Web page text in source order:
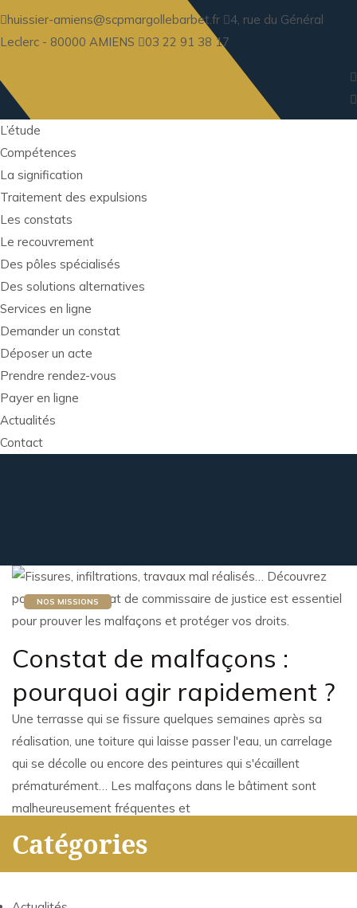
huissier-amiens@scpmargollebarbet.fr
4, rue du Général
Leclerc - 80000 AMIENS
03 22 91 38 17
L’étude
Compétences
La signification
Traitement des expulsions
Les constats
Le recouvrement
Des pôles spécialisés
Des solutions alternatives
Services en ligne
Demander un constat
Déposer un acte
Prendre rendez-vous
Payer en ligne
Actualités
Contact
NOS MISSIONS
Constat de malfaçons :
pourquoi agir rapidement ?
Une terrasse qui se fissure quelques semaines après sa
réalisation, une toiture qui laisse passer l'eau, un carrelage
qui se décolle ou encore des peintures qui s'écaillent
prématurément… Les malfaçons dans le bâtiment sont
malheureusement fréquentes et
Catégories